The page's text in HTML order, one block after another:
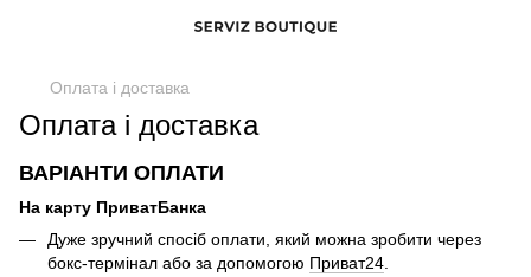
Оплата і доставка
Оплата і доставка
ВАРІАНТИ ОПЛАТИ
На карту ПриватБанка
Дуже зручний спосіб оплати, який можна зробити через
бокс-термінал або за допомогою Приват24.